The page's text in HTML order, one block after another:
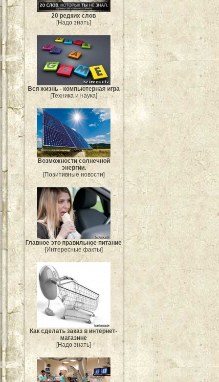
20 редких слов
[Надо знать]
Вся жизнь - компьютерная игра
[Техника и наука]
Возможности солнечной
энергии.
[Позитивные новости]
Главное это правильное питание
[Интересные факты]
Как сделать заказ в интернет-
магазине
[Надо знать]